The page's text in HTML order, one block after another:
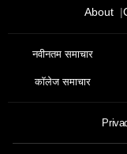
About
नवीनतम समाचार
कॉलेज समाचार